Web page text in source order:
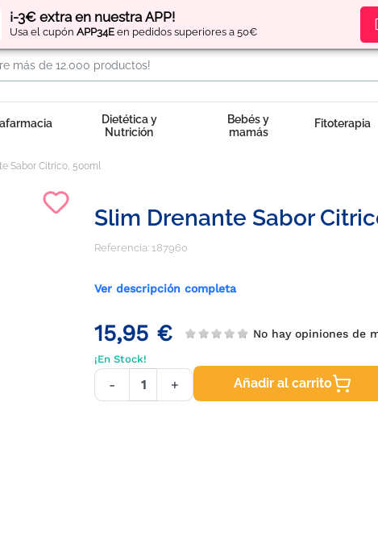
¡-3€ extra en nuestra APP!
Usa el cupón APP34E en pedidos superiores a 50€
Regístratey obtén
Dietética y
Nutrición
Bebés y
mamás
Fitoterapia
Sabor Citrico, 500ml
Slim Drenante Sabor
Referencia: 187960
Ver descripción completa
15,95 € No hay opiniones de
¡En Stock!
- + Añadir al carrito